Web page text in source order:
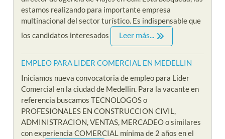
estamos realizando para importante empresa
multinacional del sector turístico. Es indispensable que
los candidatos interesados
Leer más...
EMPLEO PARA LIDER COMERCIAL EN MEDELLIN
Iniciamos nueva convocatoria de empleo para Lider
Comercial en la ciudad de Medellin. Para la vacante en
referencia buscamos TECNOLOGOS o
PROFESIONALES EN CONSTRUCCION CIVIL,
ADMINISTRACION, VENTAS, MERCADEO o similares
con experiencia COMERCIAL mínima de 2 años en el